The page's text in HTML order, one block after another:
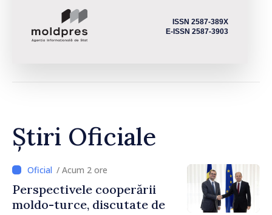
ISSN 2587-389X
E-ISSN 2587-3903
Știri Oficiale
/ Acum 2 ore
Perspectivele cooperării
moldo-turce, discutate de